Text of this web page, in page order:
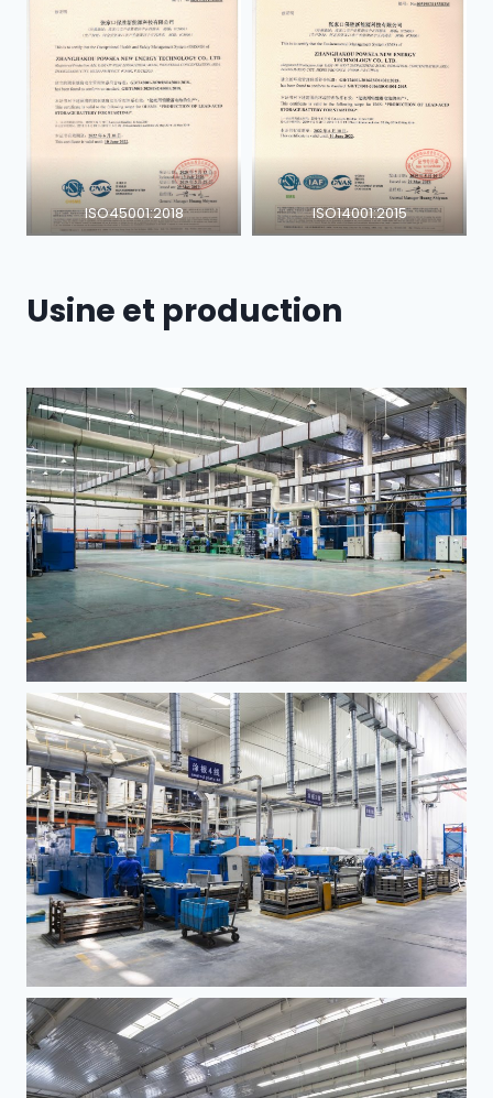
ISO45001:2018 ISO14001:2015
Usine et production